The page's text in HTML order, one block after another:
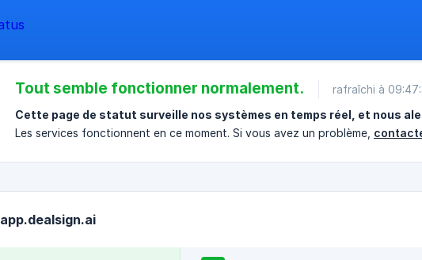
Tout semble fonctionner normalement.
rafraîchi à
Cette page de statut surveille nos systèmes en temps réel, et nous
Les services fonctionnent en ce moment. Si vous avez un problème,
app.dealsign.ai